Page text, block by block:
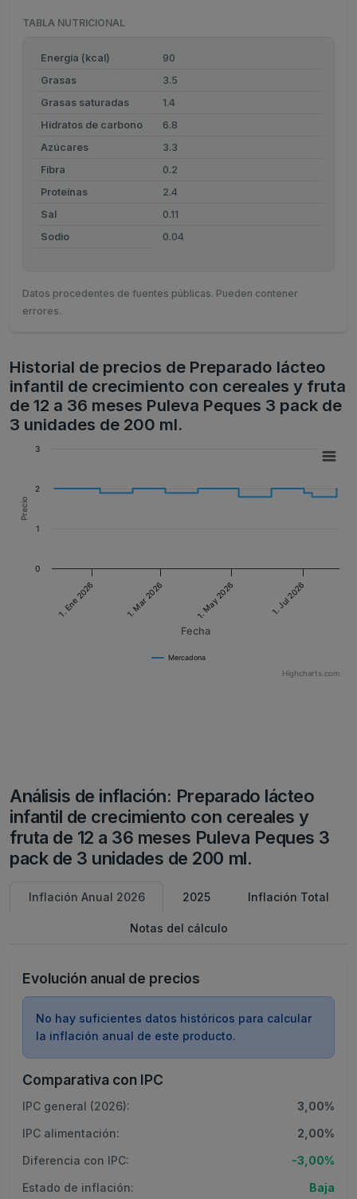
TABLA NUTRICIONAL
Energía (kcal)
90
Grasas
3.5
Grasas saturadas
1.4
Hidratos de carbono
6.8
Azúcares
3.3
Fibra
0.2
Proteínas
2.4
Sal
0.11
Sodio
0.04
Datos procedentes de fuentes públicas. Pueden contener
errores.
Historial de precios de Preparado lácteo
infantil de crecimiento con cereales y fruta
de 12 a 36 meses Puleva Peques 3 pack de
3 unidades de 200 ml.
Fecha
Precio
1. Ene 2026 1. Mar 2026 1. May 2026 1. Jul 2026
0
1
2
3
Mercadona
Highcharts.com
Análisis de inflación: Preparado lácteo
infantil de crecimiento con cereales y
fruta de 12 a 36 meses Puleva Peques 3
pack de 3 unidades de 200 ml.
Inflación Anual 2026 2025 Inflación Total
Notas del cálculo
Evolución anual de precios
No hay suficientes datos históricos para calcular
la inflación anual de este producto.
Comparativa con IPC
IPC general (2026):
3,00%
IPC alimentación:
2,00%
Diferencia con IPC:
-3,00%
Estado de inflación:
Baja